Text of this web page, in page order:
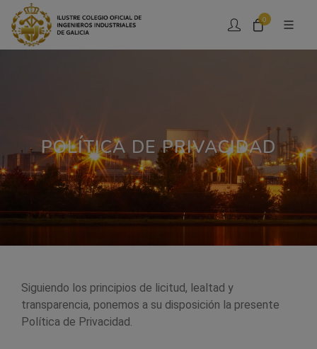
0
POLÍTICA DE PRIVACIDAD
Siguiendo los principios de licitud, lealtad y
transparencia, ponemos a su disposición la presente
Política de Privacidad.